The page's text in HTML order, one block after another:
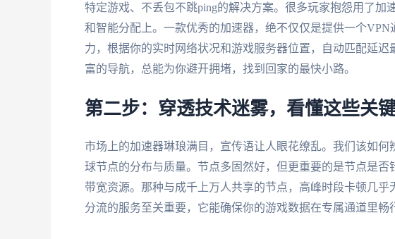
特定游戏、不丢包不跳ping的解决方案。很多玩家抱怨用了加
和智能分配上。一款优秀的加速器，绝不仅仅是提供一个
力，根据你的实时网络状况和游戏服务器位置，自动匹配延
富的导航，总能为你避开拥堵，找到回家的最快小路。
第二步：穿透技术迷雾，看懂这些关
市场上的加速器琳琅满目，宣传语让人眼花缭乱。我们该如
球节点的分布与质量。节点多固然好，但更重要的是节点是
带宽资源。那种与成千上万人共享的节点，高峰时段卡顿几
分流的服务至关重要，它能确保你的游戏数据在专属通道里畅